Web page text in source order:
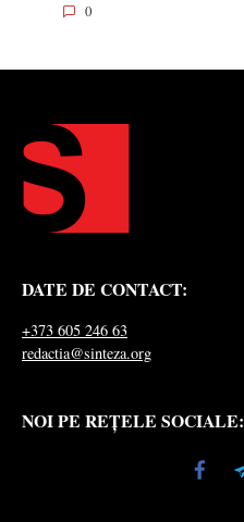
0
DATE DE CONTACT:
+373 605 246 63
redactia@sinteza.org
NOI PE REȚELE SOCIALE: